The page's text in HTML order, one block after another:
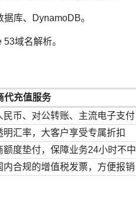
库、DynamoDB。
域名解析。
代充值服务
民币、对公转账、主流电子支付
明汇率，大客户享受专属折扣
额度垫付，保障业务24小时不
内合规的增值税发票，方便报销